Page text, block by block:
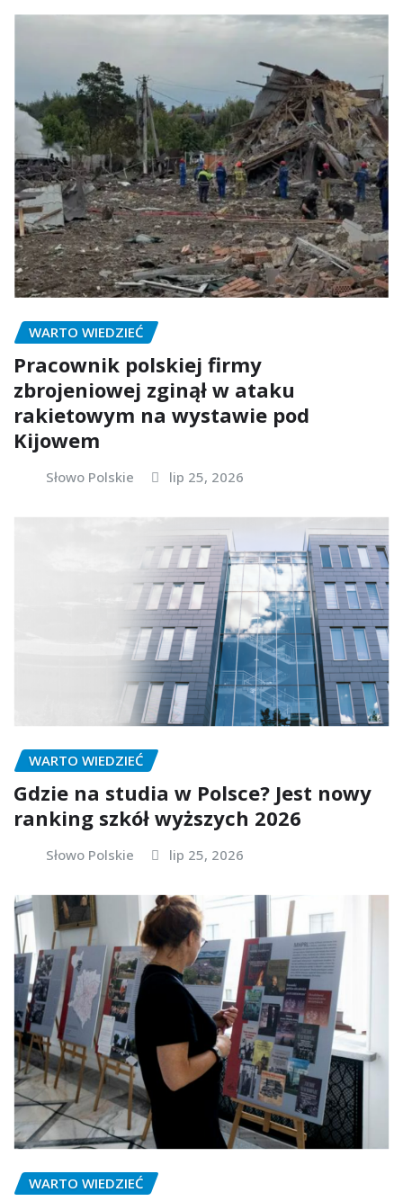
WARTO WIEDZIEĆ
Pracownik polskiej firmy
zbrojeniowej zginął w ataku
rakietowym na wystawie pod
Kijowem
Słowo Polskie lip 25, 2026
WARTO WIEDZIEĆ
Gdzie na studia w Polsce? Jest nowy
ranking szkół wyższych 2026
Słowo Polskie lip 25, 2026
WARTO WIEDZIEĆ